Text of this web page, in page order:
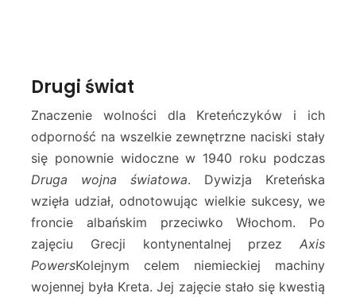
Drugi świat
Znaczenie wolności dla Kreteńczyków i ich
odporność na wszelkie zewnętrzne naciski stały
się ponownie widoczne w 1940 roku podczas
Druga wojna światowa. Dywizja Kreteńska
wzięła udział, odnotowując wielkie sukcesy, we
froncie albańskim przeciwko Włochom. Po
zajęciu Grecji kontynentalnej przez Axis
PowersKolejnym celem niemieckiej machiny
wojennej była Kreta. Jej zajęcie stało się kwestią